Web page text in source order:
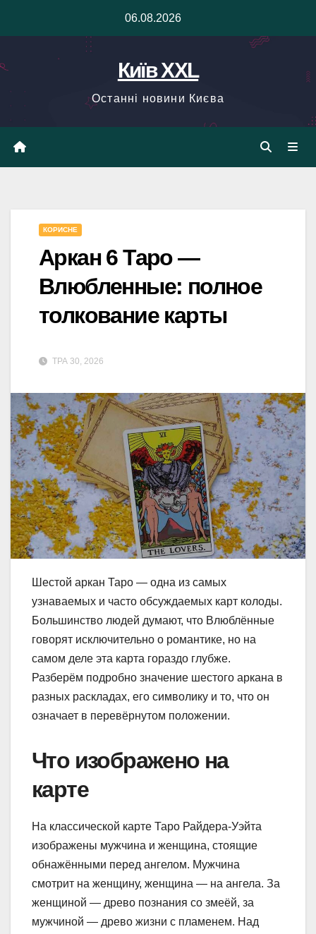
06.08.2026
Київ XXL
Останні новини Києва
КОРИСНЕ
Аркан 6 Таро —
Влюбленные: полное
толкование карты
ТРА 30, 2026
Шестой аркан Таро — одна из самых
узнаваемых и часто обсуждаемых карт колоды.
Большинство людей думают, что Влюблённые
говорят исключительно о романтике, но на
самом деле эта карта гораздо глубже.
Разберём подробно значение шестого аркана в
разных раскладах, его символику и то, что он
означает в перевёрнутом положении.
Что изображено на
карте
На классической карте Таро Райдера-Уэйта
изображены мужчина и женщина, стоящие
обнажёнными перед ангелом. Мужчина
смотрит на женщину, женщина — на ангела. За
женщиной — древо познания со змеёй, за
мужчиной — древо жизни с пламенем. Над